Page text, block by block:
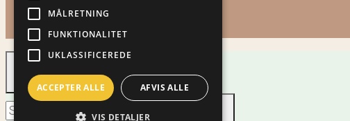
SHOP
Søg
MÅLRETNING
FUNKTIONALITET
UKLASSIFICEREDE
ACCEPTER ALLE AFVIS ALLE
VIS DETALJER